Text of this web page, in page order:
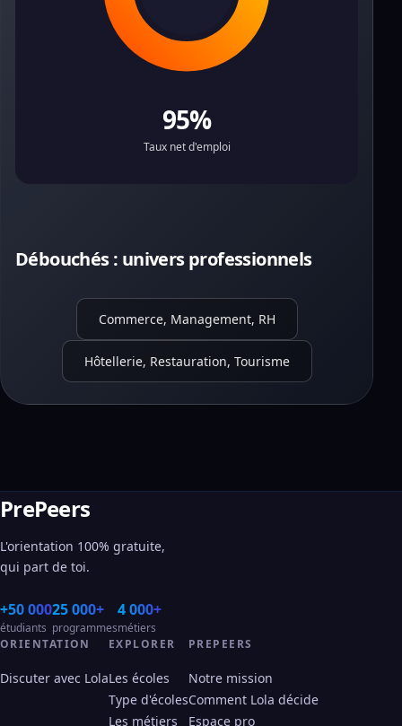
95%
Taux net d'emploi
Débouchés : univers professionnels
Commerce, Management, RH
Hôtellerie, Restauration, Tourisme
PrePeers
L'orientation 100% gratuite,
qui part de toi.
+50 000
étudiants
25 000+
programmes
4 000+
métiers
ORIENTATION
Discuter avec Lola
EXPLORER
Les écoles
Type d'écoles
Les métiers
PREPEERS
Notre mission
Comment Lola décide
Espace pro